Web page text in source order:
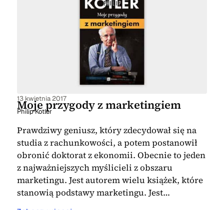
13 kwietnia 2017
Moje przygody z marketingiem
Philip Kotler
Prawdziwy geniusz, który zdecydował się na
studia z rachunkowości, a potem postanowił
obronić doktorat z ekonomii. Obecnie to jeden
z najważniejszych myślicieli z obszaru
marketingu. Jest autorem wielu książek, które
stanowią podstawy marketingu. Jest…